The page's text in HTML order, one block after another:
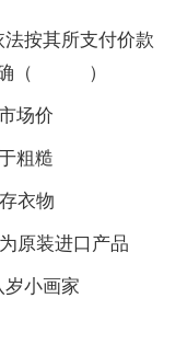
按其所支付价款
是确（ ）
场价
粗糙
衣物
原装进口产品
小画家